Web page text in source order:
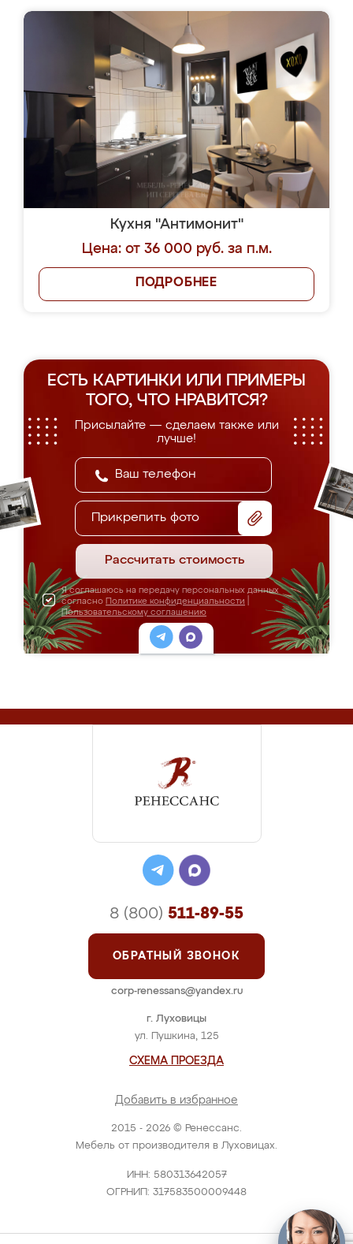
Кухня "Антимонит"
Цена: от 36 000 руб. за п.м.
ПОДРОБНЕЕ
ЕСТЬ КАРТИНКИ ИЛИ ПРИМЕРЫ
ТОГО, ЧТО НРАВИТСЯ?
Присылайте — сделаем также или
лучше!
Прикрепить фото
Рассчитать стоимость
Я соглашаюсь на передачу персональных данных
согласно Политике конфиденциальности
Пользовательскому соглашению
2015 - 2026 © Ренессанс.
Мебель от производителя в Луховицах.
ИНН: 580313642057
ОГРНИП: 317583500009448
г. Луховицы
ул. Пушкина, 125
СХЕМА ПРОЕЗДА
Добавить в избранное
8 (800) 511-89-55
ОБРАТНЫЙ ЗВОНОК
corp-renessans@yandex.ru